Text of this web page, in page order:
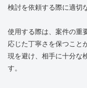
検討を依頼する際に適切
使用する際は、案件の重
応じた丁寧さを保つこと
現を避け、相手に十分な
す。